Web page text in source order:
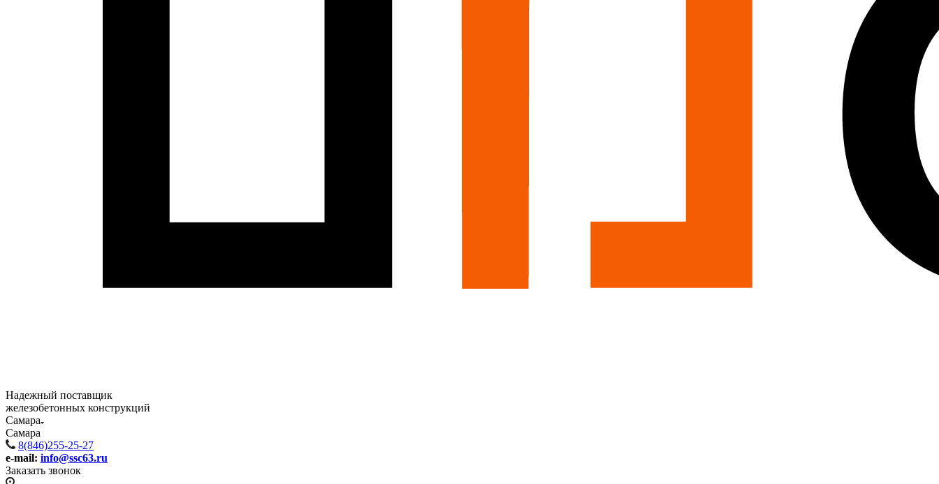
Надежный поставщик
железобетонных конструкций
Самара
Самара
8(846)255-25-27
e-mail: info@ssc63.ru
Заказать звонок